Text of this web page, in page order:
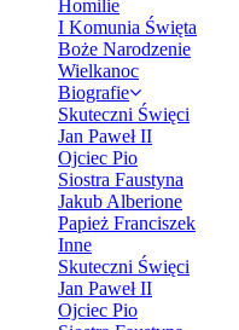
Homilie
I Komunia Święta
Boże Narodzenie
Wielkanoc
Biografie
Skuteczni Święci
Jan Paweł II
Ojciec Pio
Siostra Faustyna
Jakub Alberione
Papież Franciszek
Inne
Skuteczni Święci
Jan Paweł II
Ojciec Pio